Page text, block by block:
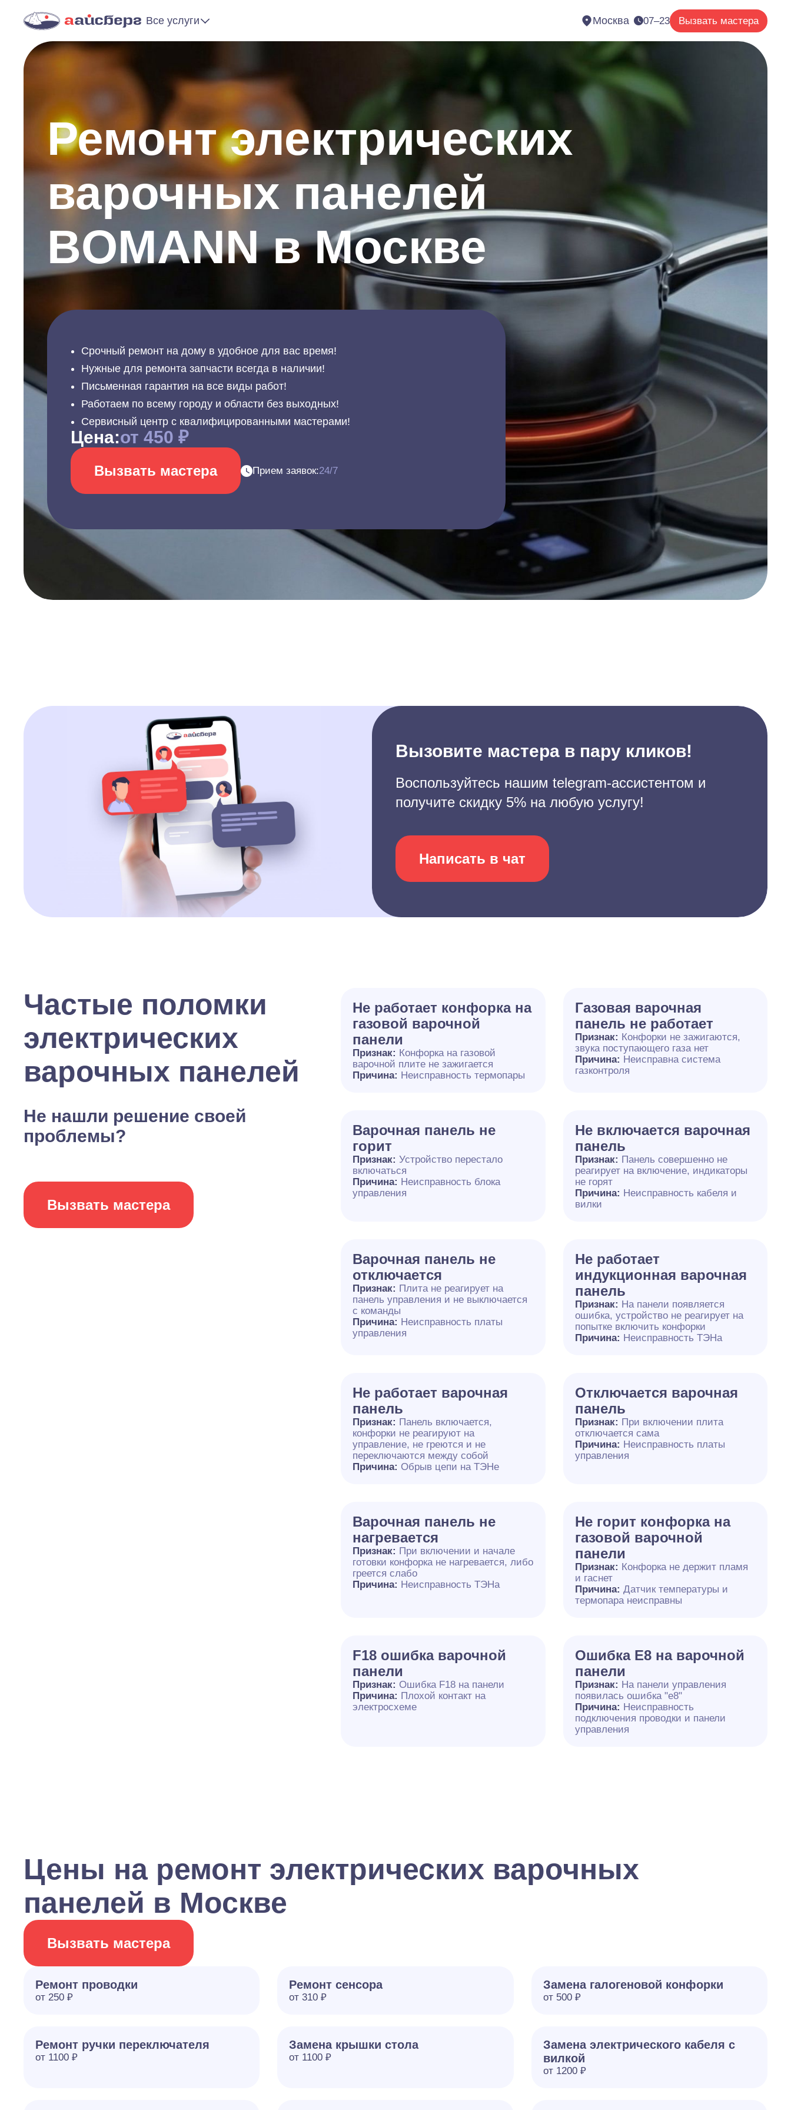
Все услуги Москва 07–23 Вызвать мастера
Ремонт электрических
варочных панелей
BOMANN в Москве
Срочный ремонт на дому в удобное для вас время!
Нужные для ремонта запчасти всегда в наличии!
Письменная гарантия на все виды работ!
Работаем по всему городу и области без выходных!
Сервисный центр с квалифицированными мастерами!
Цена:от 450 ₽
Вызвать мастера Прием заявок:24/7
Вызовите мастера в пару кликов!
Воспользуйтесь нашим telegram-ассистентом и
получите скидку 5% на любую услугу!
Написать в чат
Частые поломки
электрических
варочных панелей
Не нашли решение своей
проблемы?
Вызвать мастера
Не работает конфорка на
газовой варочной
панели
Признак: Конфорка на газовой
варочной плите не зажигается
Причина: Неисправность термопары
Газовая варочная
панель не работает
Признак: Конфорки не зажигаются,
звука поступающего газа нет
Причина: Неисправна система
газконтроля
Варочная панель не
горит
Признак:Устройство перестало
включаться
Причина: Неисправность блока
управления
Не включается варочная
панель
Признак: Панель совершенно не
реагирует на включение, индикаторы
не горят
Причина: Неисправность кабеля и
вилки
Варочная панель не
отключается
Признак: Плита не реагирует на
панель управления и не выключается
с команды
Причина: Неисправность платы
управления
Не работает
индукционная варочная
панель
Признак: На панели появляется
ошибка, устройство не реагирует на
попытке включить конфорки
Причина: Неисправность ТЭНа
Не работает варочная
панель
Признак: Панель включается,
конфорки не реагируют на
управление, не греются и не
переключаются между собой
Причина: Обрыв цепи на ТЭНе
Отключается варочная
панель
Признак: При включении плита
отключается сама
Причина: Неисправность платы
управления
Варочная панель не
нагревается
Признак: При включении и начале
готовки конфорка не нагревается, либо
греется слабо
Причина: Неисправность ТЭНа
Не горит конфорка на
газовой варочной
панели
Признак: Конфорка не держит пламя
и гаснет
Причина: Датчик температуры и
термопара неисправны
F18 ошибка варочной
панели
Признак: Ошибка F18 на панели
Причина: Плохой контакт на
электросхеме
Ошибка E8 на варочной
панели
Признак: На панели управления
появилась ошибка "e8"
Причина: Неисправность
подключения проводки и панели
управления
Цены на ремонт электрических варочных
панелей в Москве
Вызвать мастера
Ремонт проводки
от 250 ₽
Ремонт сенсора
от 310 ₽
Замена галогеновой конфорки
от 500 ₽
Ремонт ручки переключателя
от 1100 ₽
Замена крышки стола
от 1100 ₽
Замена электрического кабеля с
вилкой
от 1200 ₽